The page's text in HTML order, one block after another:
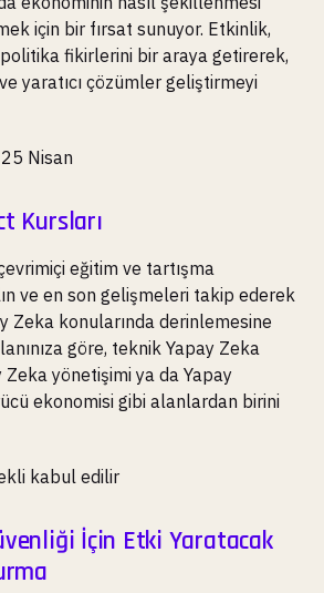
için bir fırsat sunuyor. Etkinlik,
fikirlerini bir araya getirerek,
yaratıcı çözümler geliştirmeyi
Nisan
Kursları
eğitim ve tartışma
ve en son gelişmeleri takip ederek
Zeka konularında derinlemesine
göre, teknik Yapay Zeka
Zeka yönetişimi ya da Yapay
ekonomisi gibi alanlardan birini
kabul edilir
İçin Etki Yaratacak